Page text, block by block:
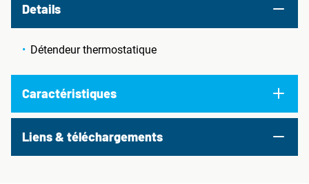
Details
Détendeur thermostatique
Caractéristiques
Liens & téléchargements